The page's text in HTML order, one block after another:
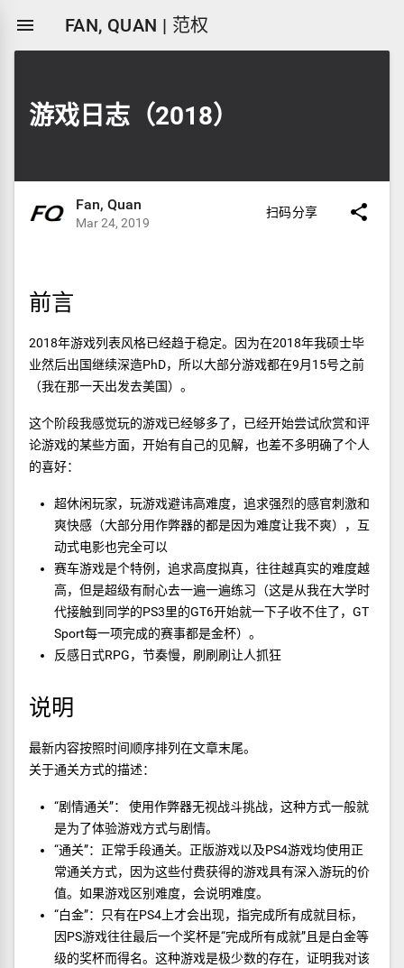
 FAN, QUAN | 范权
游戏日志（2018）
扫码分享 
Fan, Quan
Mar 24, 2019
前言
2018年游戏列表风格已经趋于稳定。因为在2018年我硕士毕
业然后出国继续深造PhD，所以大部分游戏都在9月15号之前
（我在那一天出发去美国）。
这个阶段我感觉玩的游戏已经够多了，已经开始尝试欣赏和评
论游戏的某些方面，开始有自己的见解，也差不多明确了个人
的喜好：
超休闲玩家，玩游戏避讳高难度，追求强烈的感官刺激和
爽快感（大部分用作弊器的都是因为难度让我不爽），互
动式电影也完全可以
赛车游戏是个特例，追求高度拟真，往往越真实的难度越
高，但是超级有耐心去一遍一遍练习（这是从我在大学时
代接触到同学的PS3里的GT6开始就一下子收不住了，GT
Sport每一项完成的赛事都是金杯）。
反感日式RPG，节奏慢，刷刷刷让人抓狂
说明
最新内容按照时间顺序排列在文章末尾。
关于通关方式的描述：
“剧情通关”： 使用作弊器无视战斗挑战，这种方式一般就
是为了体验游戏方式与剧情。
“通关”：正常手段通关。正版游戏以及PS4游戏均使用正
常通关方式，因为这些付费获得的游戏具有深入游玩的价
值。如果游戏区别难度，会说明难度。
“白金”：只有在PS4上才会出现，指完成所有成就目标，
因PS游戏往往最后一个奖杯是“完成所有成就”且是白金等
级的奖杯而得名。这种游戏是极少数的存在，证明我对该